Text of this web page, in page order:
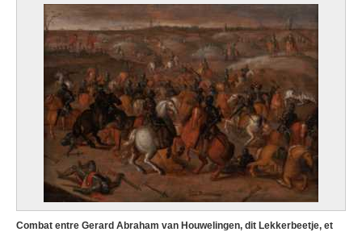
Combat entre Gerard Abraham van Houwelingen, dit Lekkerbeetje, et